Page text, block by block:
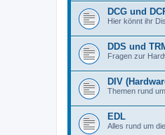
DCG und
Hier könnt ihr
DDS und
Fragen zur
DIV
Themen rund
EDL
Alles rund um